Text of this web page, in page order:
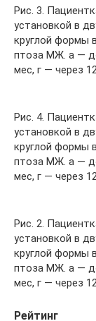
Рис. 3.
установкой в
круглой формы
птоза МЖ. а —
мес, г — через
Рис. 4.
установкой в
круглой формы
птоза МЖ. а —
мес, г — через
Рис. 2.
установкой в
круглой формы
птоза МЖ. а —
мес, г — через
Рейтинг